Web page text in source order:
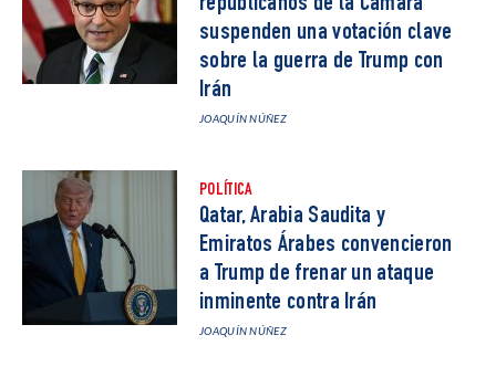
suspenden una votación clave
sobre la guerra de Trump con
Irán
JOAQUÍN NÚÑEZ
POLÍTICA
Qatar, Arabia Saudita y
Emiratos Árabes convencieron
a Trump de frenar un ataque
inminente contra Irán
JOAQUÍN NÚÑEZ